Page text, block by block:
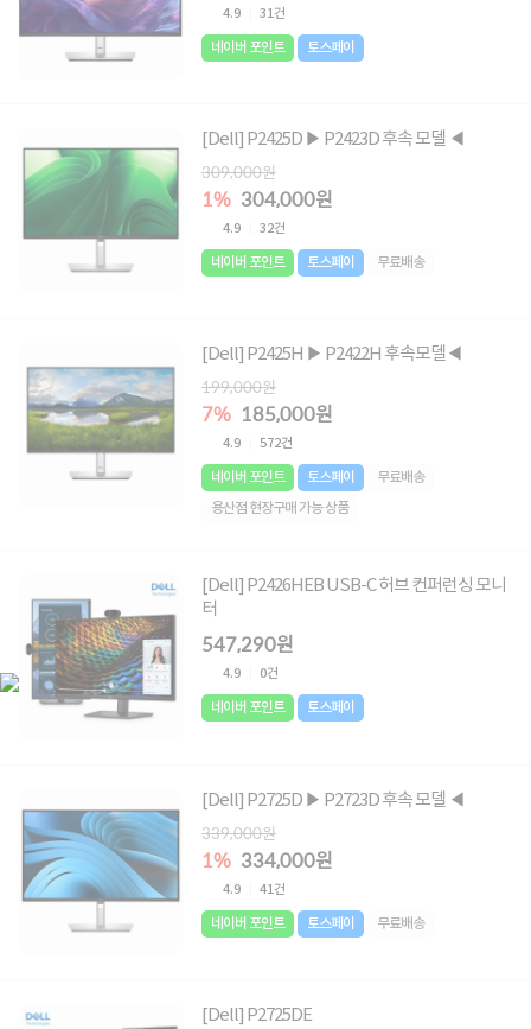
4.9 31건
네이버 포인트 토스페이
[Dell] P2425D ▶ P2423D 후속 모델 ◀
309,000원
1% 304,000원
4.9 32건
네이버 포인트 토스페이 무료배송
[Dell] P2425H ▶ P2422H 후속모델◀
199,000원
7% 185,000원
4.9 572건
네이버 포인트 토스페이
무료배송
용산점 현장구매 가능 상품
[Dell] P2426HEB USB-C 허브 컨퍼런싱 모니
터
547,290원
4.9 0건
네이버 포인트 토스페이
[Dell] P2725D ▶ P2723D 후속 모델 ◀
339,000원
1% 334,000원
4.9 41건
네이버 포인트 토스페이 무료배송
[Dell] P2725DE